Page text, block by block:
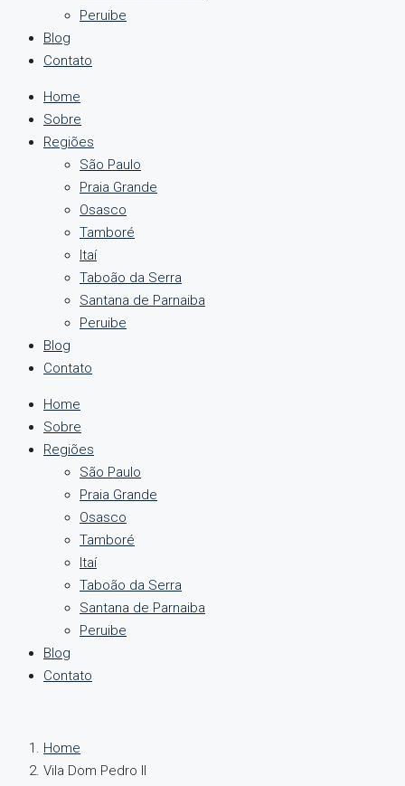
Peruibe
Blog
Contato
Home
Sobre
Regiões
São Paulo
Praia Grande
Osasco
Tamboré
Itaí
Taboão da Serra
Santana de Parnaiba
Peruibe
Blog
Contato
Home
Sobre
Regiões
São Paulo
Praia Grande
Osasco
Tamboré
Itaí
Taboão da Serra
Santana de Parnaiba
Peruibe
Blog
Contato
Home
Vila Dom Pedro II